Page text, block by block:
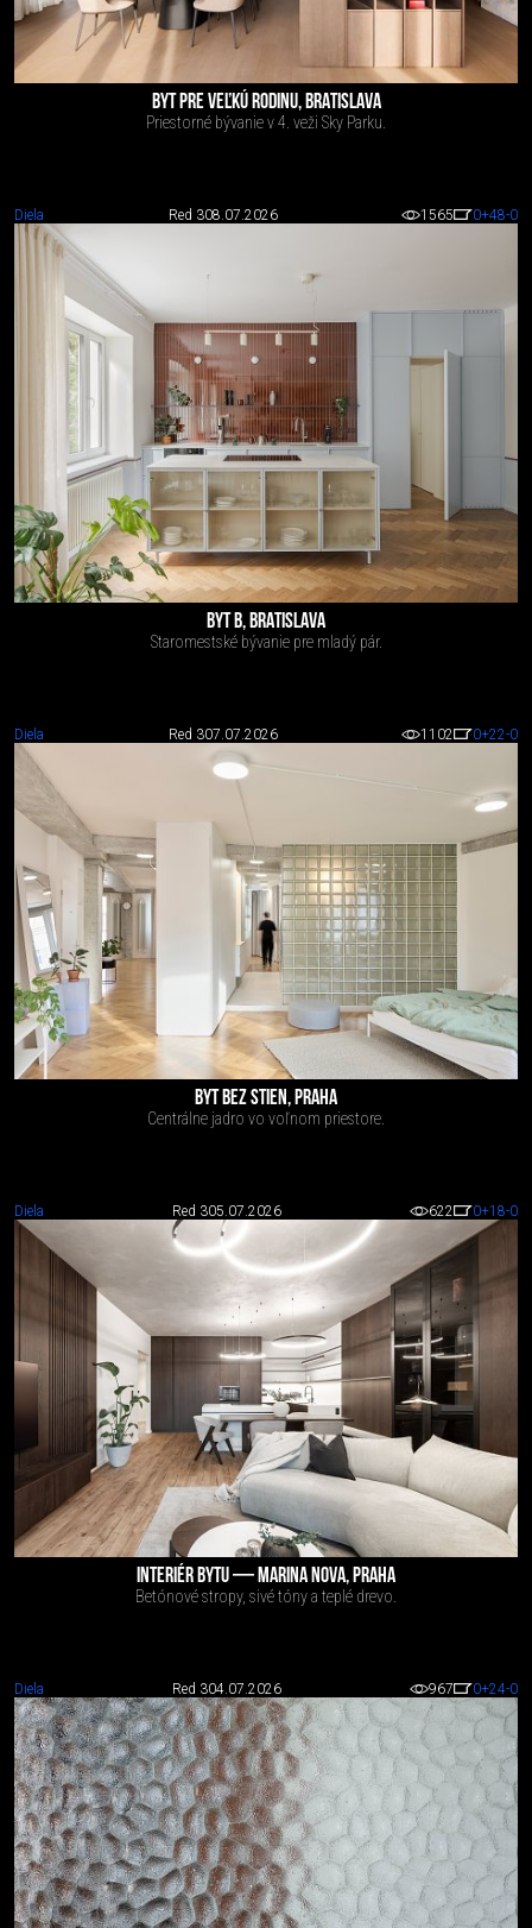
BYT PRE VEĽKÚ RODINU, BRATISLAVA
Priestorné bývanie v 4. veži Sky Parku.
Diela Red 308.07.2026 1565 0+48-0
BYT B, BRATISLAVA
Staromestské bývanie pre mladý pár.
Diela Red 307.07.2026 1102 0+22-0
BYT BEZ STIEN, PRAHA
Centrálne jadro vo voľnom priestore.
Diela Red 305.07.2026 622 0+18-0
INTERIÉR BYTU — MARINA NOVA, PRAHA
Betónové stropy, sivé tóny a teplé drevo.
Diela Red 304.07.2026 967 0+24-0